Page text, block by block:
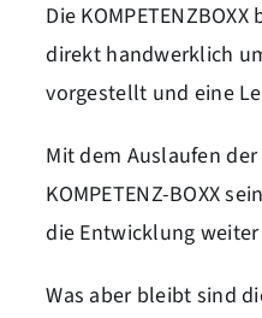
Die
direkt handwerklich
vorgestellt und eine
Mit dem Auslaufen
KOMPETENZ-BOXX
die Entwicklung weiter
Was aber bleibt sind